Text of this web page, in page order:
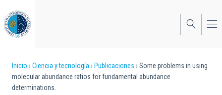
al
contenido
principal
Sobrescribir
enlaces
Inicio Ciencia y tecnología Publicaciones
Some problems in using
molecular abundance ratios for fundamental abundance
determinations.